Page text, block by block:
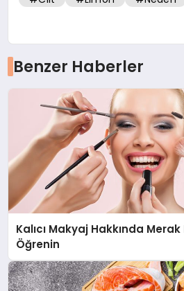
Benzer Haberler
Kalıcı Makyaj Hakkında
Öğrenin